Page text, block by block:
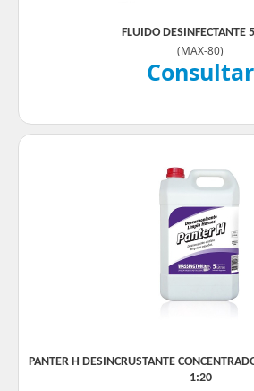
FLUIDO DESINFECTANTE
(MAX-80)
Consultar
PANTER H DESINCRUSTANTE
1:20